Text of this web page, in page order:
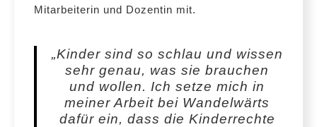
Mitarbeiterin und Dozentin mit.
„Kinder sind so schlau und wissen
sehr genau, was sie brauchen
und wollen. Ich setze mich in
meiner Arbeit bei Wandelwärts
dafür ein, dass die Kinderrechte